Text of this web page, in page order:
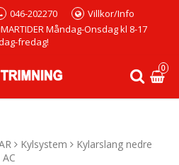
046-202270
Villkor/Info
Måndag-Onsdag kl 8-17
fredag!
0
Kylsystem
Kylarslang nedre